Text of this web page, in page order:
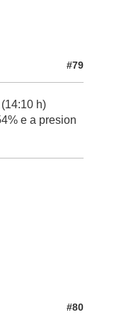
#79
h)
e a presion
#80